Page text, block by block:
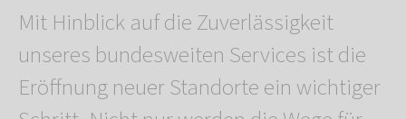
Mit Hinblick auf die Zuverlässigkeit
unseres bundesweiten Services ist die
Eröffnung neuer Standorte ein wichtiger